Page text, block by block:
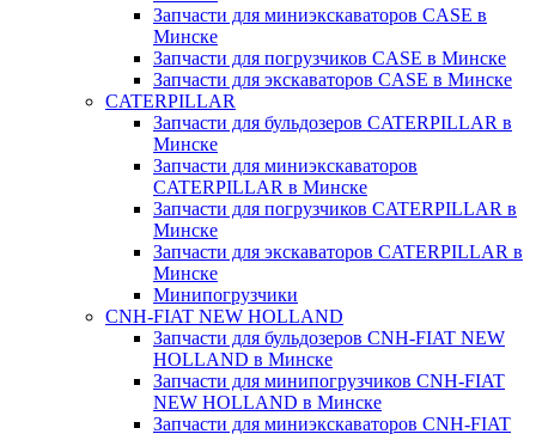
Запчасти для миниэкскаваторов CASE в
Минске
Запчасти для погрузчиков CASE в Минске
Запчасти для экскаваторов CASE в Минске
CATERPILLAR
Запчасти для бульдозеров CATERPILLAR в
Минске
Запчасти для миниэкскаваторов
CATERPILLAR в Минске
Запчасти для погрузчиков CATERPILLAR в
Минске
Запчасти для экскаваторов CATERPILLAR в
Минскe
Минипогрузчики
CNH-FIAT NEW HOLLAND
Запчасти для бульдозеров CNH-FIAT NEW
HOLLAND в Минске
Запчасти для минипогрузчиков CNH-FIAT
NEW HOLLAND в Минске
Запчасти для миниэкскаваторов CNH-FIAT